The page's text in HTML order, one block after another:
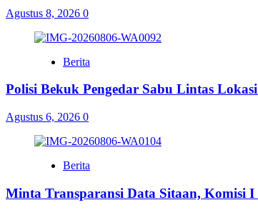
Agustus 8, 2026 0
Berita
Polisi Bekuk Pengedar Sabu Lintas
Agustus 6, 2026 0
Berita
Minta Transparansi Data Sitaan, Komisi